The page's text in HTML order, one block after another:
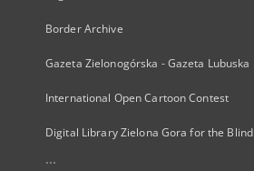
Border Archive
Gazeta Zielonogórska - Gazeta Lubuska
International Open Cartoon Contest
Digital Library Zielona Gora for the Blind
...